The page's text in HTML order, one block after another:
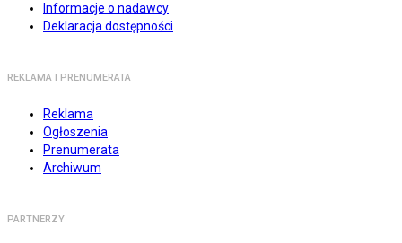
Informacje o nadawcy
Deklaracja dostępności
REKLAMA I PRENUMERATA
Reklama
Ogłoszenia
Prenumerata
Archiwum
PARTNERZY